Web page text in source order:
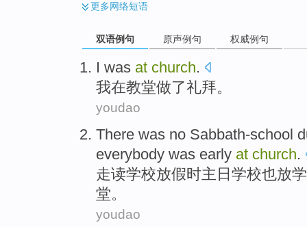
更多网络短语
双语例句 原声例句 权威例句
I was at church.
我在教堂做了礼拜。
youdao
There was no Sabbath-school
everybody was early at church.
走读学校放假时主日学校也放
堂。
youdao